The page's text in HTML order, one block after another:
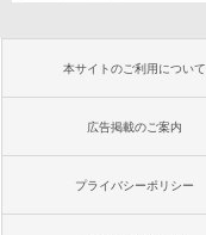
本サイトのご利用について
広告掲載のご案内
プライバシーポリシー